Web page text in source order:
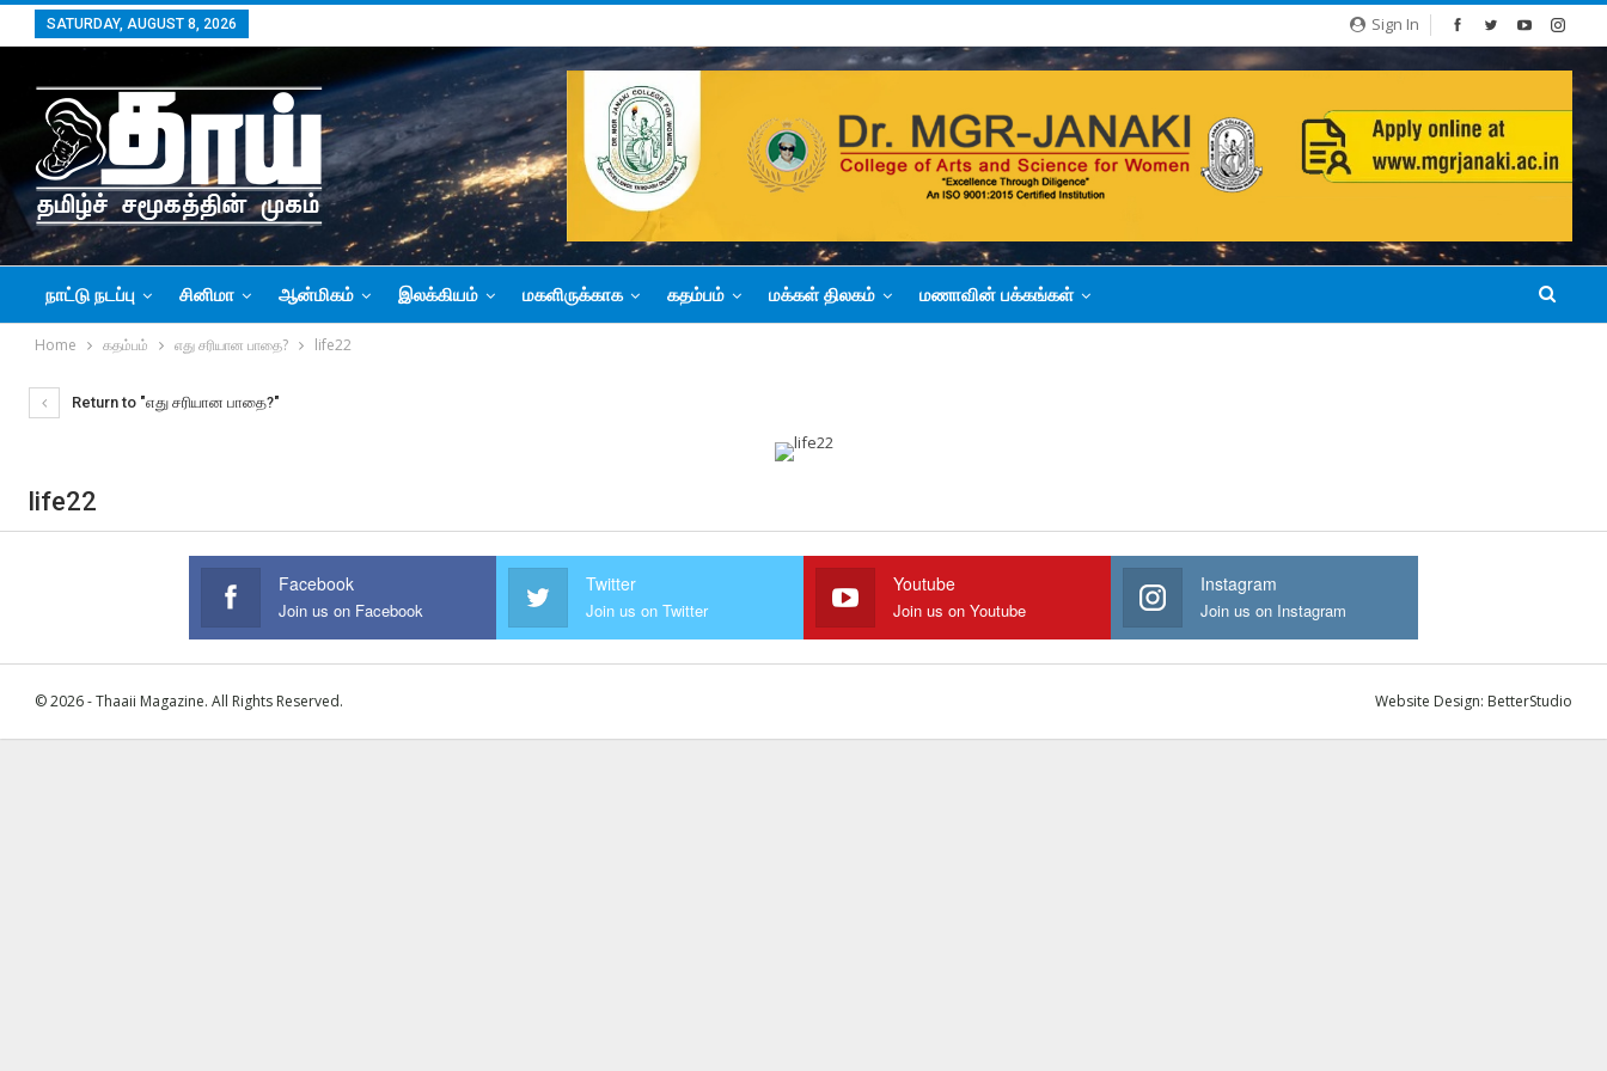
Sign In
SATURDAY, AUGUST 8, 2026
நாட்டு நடப்பு சினிமா ஆன்மிகம் இலக்கியம் மகளிருக்காக கதம்பம் மக்கள் திலகம் மணாவின் பக்கங்கள்
Home கதம்பம் எது சரியான பாதை? life22
Return to "எது சரியான பாதை?"
life22
Facebook
Join us on Facebook
Twitter
Join us on Twitter
Youtube
Join us on Youtube
Instagram
Join us on Instagram
© 2026 - Thaaii Magazine. All Rights Reserved. Website Design: BetterStudio